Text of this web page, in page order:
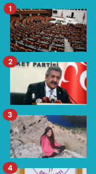
1
2
3
4